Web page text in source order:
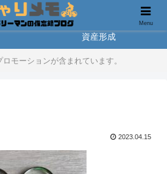
資産形成
モーションが含まれています。
2023.04.15
Menu